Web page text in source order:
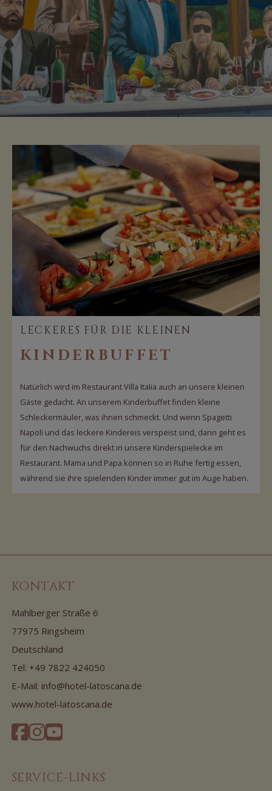
LECKERES FÜR DIE KLEINEN
KINDERBUFFET
Natürlich wird im Restaurant Villa Italia auch an unsere kleinen
Gäste gedacht. An unserem Kinderbuffet finden kleine
Schleckermäuler, was ihnen schmeckt. Und wenn Spagetti
Napoli und das leckere Kindereis verspeist sind, dann geht es
für den Nachwuchs direkt in unsere Kinderspielecke im
Restaurant. Mama und Papa können so in Ruhe fertig essen,
während sie ihre spielenden Kinder immer gut im Auge haben.
KONTAKT
Mahlberger Straße 6
77975 Ringsheim
Deutschland
Tel: +49 7822 424050
E-Mail: info@hotel-latoscana.de
www.hotel-latoscana.de
SERVICE-LINKS